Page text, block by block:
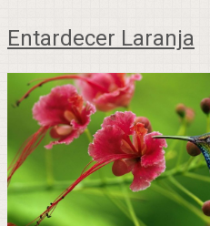
Entardecer Laranja